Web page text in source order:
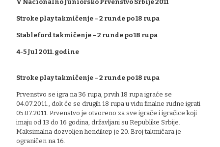
V Nacionalno Juniorsko Prvenstvo Srbije 2011
Stroke play takmičenje – 2 runde po 18 rupa
Stableford takmičenje – 2 runde po 18 rupa
4-5 Jul 2011. godine
Stroke play takmičenje – 2 runde po 18 rupa
Prvenstvo se igra na 36 rupa, prvih 18 rupa igraće se
04.07.2011., dok će se drugih 18 rupa u vidu finalne rudne igrati
05.07.2011. Prvenstvo je otvoreno za sve igrače i igračice koji
imaju od 13 do 16 godina, državljani su Republike Srbije.
Maksimalna dozvoljen hendikep je 20. Broj takmičara je
ograničen na 16.